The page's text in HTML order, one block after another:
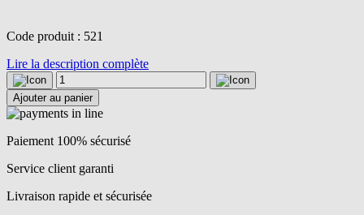
Code produit : 521
Lire la description complète
quantité
de
Nystagmus
Typ
521
Ajouter au panier
Paiement 100% sécurisé
Service client garanti
Livraison rapide et sécurisée